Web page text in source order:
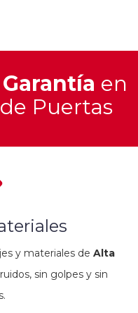
en
Puertas
y materiales de Alta
sin golpes y sin